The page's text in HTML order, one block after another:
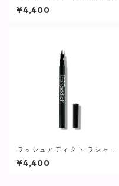
ドラマ マスカラ / 8ml【ボリ
ュームマスカラ】
¥4,400
ラッシュアディクト ラシャス
ラッシュ ライナー / 1ml【ア
イライナー】
¥4,400